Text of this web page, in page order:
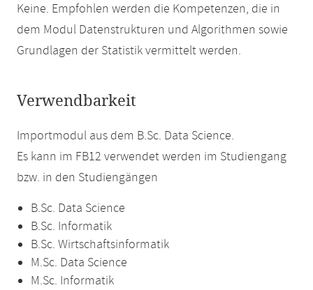
Keine. Empfohlen werden die Kompetenzen, die in
dem Modul Datenstrukturen und Algorithmen sowie
Grundlagen der Statistik vermittelt werden.
Verwendbarkeit
Importmodul aus dem B.Sc. Data Science.
Es kann im FB12 verwendet werden im Studiengang
bzw. in den Studiengängen
B.Sc. Data Science
B.Sc. Informatik
B.Sc. Wirtschaftsinformatik
M.Sc. Data Science
M.Sc. Informatik